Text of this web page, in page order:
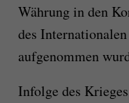
Währung in den
des
aufgenommen
Infolge des